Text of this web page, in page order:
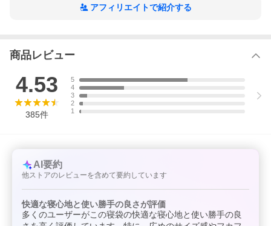
封筒型ならではのフルオープン仕様なので、夏は敷布団にした
アフィリエイトで紹介する
商品レビュー
4.53
385件
5
4
3
2
1
AI要約
他ストアのレビューを含めて要約しています
快適な寝心地と使い勝手の良さが評価
多くのユーザーがこの寝袋の快適な寝心地と使い勝手の良